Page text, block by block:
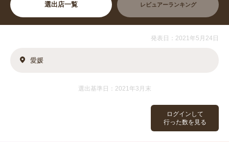
選出店一覧 レビュアーランキング
ログインして
行った数を見る
発表日：2021年5月24日
愛媛
選出基準日：2021年3月末